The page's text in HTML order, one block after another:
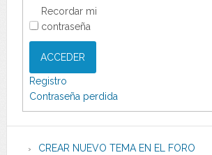
Recordar mi
contraseña
ACCEDER
Registro
Contraseña perdida
CREAR NUEVO TEMA EN EL FORO